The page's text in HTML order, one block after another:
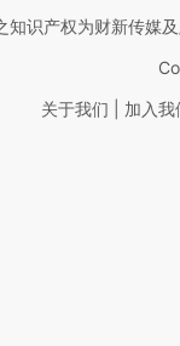
知识产权为财新传媒
关于我们 加入我